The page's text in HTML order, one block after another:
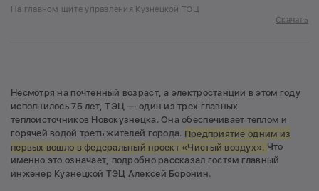
На главном щите управления Кузнецкой ТЭЦ
Скачать
Несмотря на почтенный возраст, а электростанции в этом году
исполнилось 75 лет, ТЭЦ — один из трех главных
теплоисточников Новокузнецка. Она обеспечивает теплом и
горячей водой треть жителей города. Предприятие одним из
первых вошло в федеральный проект «Чистый воздух». Что
именно это означает, подробно рассказал гостям главный
инженер Кузнецкой ТЭЦ Алексей Боронин.